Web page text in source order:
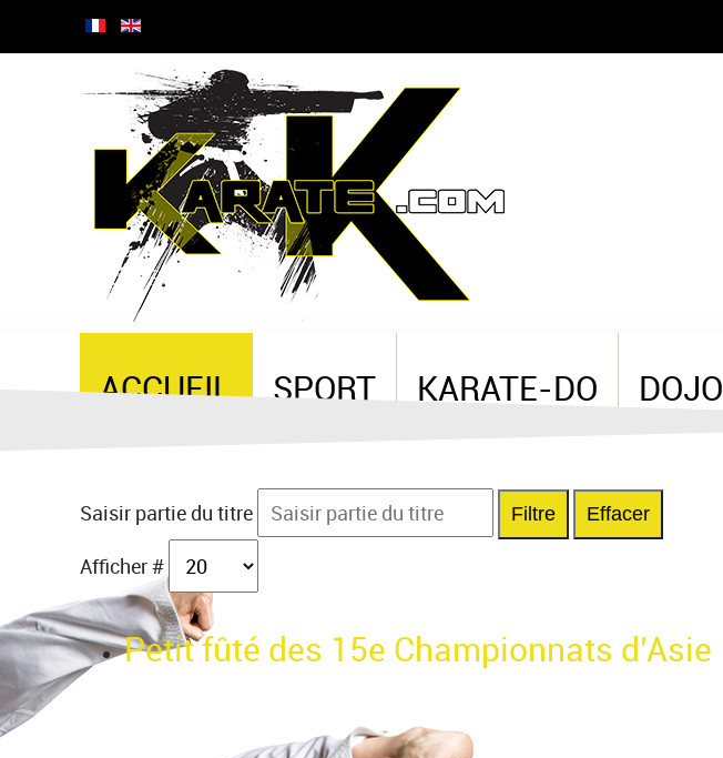
ACCUEIL SPORT KARATE-DO DOJO
Saisir partie du titre Filtre Effacer
Afficher #
Petit fûté des 15e Championnats d’Asie